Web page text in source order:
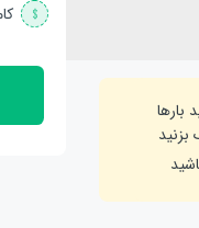
بارها